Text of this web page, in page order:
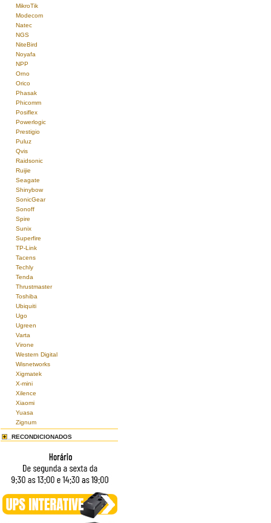
MikroTik
Modecom
Natec
NGS
NiteBird
Noyafa
NPP
Orno
Orico
Phasak
Phicomm
Posiflex
Powerlogic
Prestigio
Puluz
Qvis
Raidsonic
Ruijie
Seagate
Shinybow
SonicGear
Sonoff
Spire
Sunix
Superfire
TP-Link
Tacens
Techly
Tenda
Thrustmaster
Toshiba
Ubiquiti
Ugo
Ugreen
Varta
Virone
Western Digital
Wisnetworks
Xigmatek
X-mini
Xilence
Xiaomi
Yuasa
Zignum
RECONDICIONADOS